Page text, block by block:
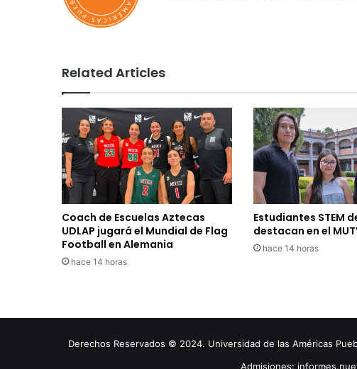
Related Articles
Coach de Escuelas Aztecas
UDLAP jugará el Mundial de Flag
Football en Alemania
hace 14 horas
Estudiantes STEM
destacan en el
hace 14 horas
Derechos Reservados © 2024. Universidad de las Américas
Admisiones: